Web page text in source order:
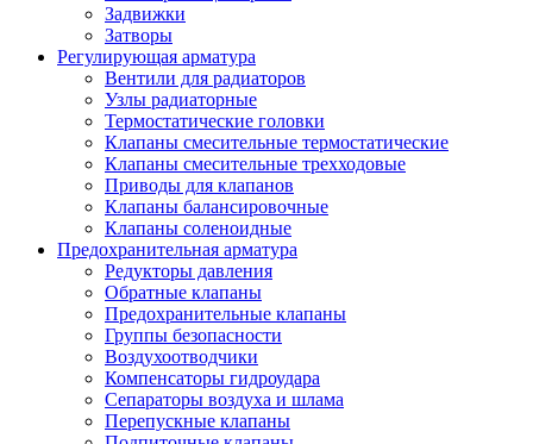
Задвижки
Затворы
Регулирующая арматура
Вентили для радиаторов
Узлы радиаторные
Термостатические головки
Клапаны смесительные термостатические
Клапаны смесительные трехходовые
Приводы для клапанов
Клапаны балансировочные
Клапаны соленоидные
Предохранительная арматура
Редукторы давления
Обратные клапаны
Предохранительные клапаны
Группы безопасности
Воздухоотводчики
Компенсаторы гидроудара
Сепараторы воздуха и шлама
Перепускные клапаны